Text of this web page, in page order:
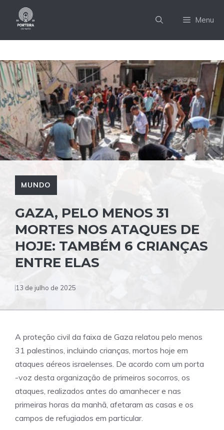
Menu
MUNDO
GAZA, PELO MENOS 31
MORTES NOS ATAQUES DE
HOJE: TAMBÉM 6 CRIANÇAS
ENTRE ELAS
13 de julho de 2025
A proteção civil da faixa de Gaza relatou pelo menos
31 palestinos, incluindo crianças, mortos hoje em
ataques aéreos israelenses. De acordo com um porta
-voz desta organização de primeiros socorros, os
ataques, realizados antes do amanhecer e nas
primeiras horas da manhã, afetaram as casas e os
campos de refugiados em particular.